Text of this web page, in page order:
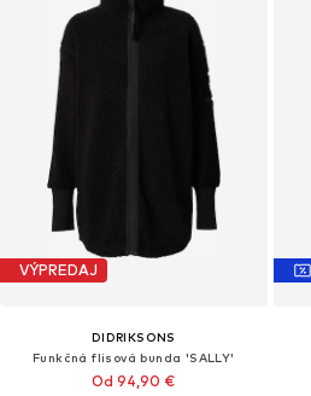
VÝPREDAJ
DIDRIKSONS
Funkčná flisová bunda 'SALLY'
Od 94,90 €